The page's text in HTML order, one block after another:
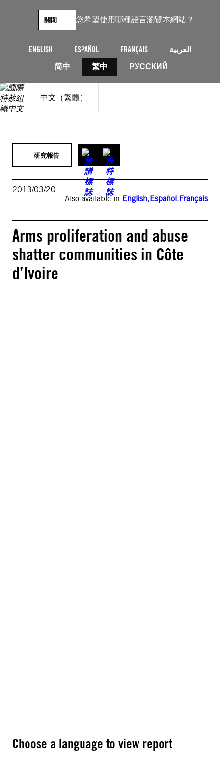
您希望使用哪種語言瀏覽本網站？
ENGLISH ESPAÑOL FRANÇAIS
العربية
简中
繁中 РУССКИЙ
關閉
中文（繁體）
研究報告
2013/03/20
Also available in English,Español,Français
Arms proliferation and abuse
shatter communities in Côte
d’Ivoire
Choose a language to view report